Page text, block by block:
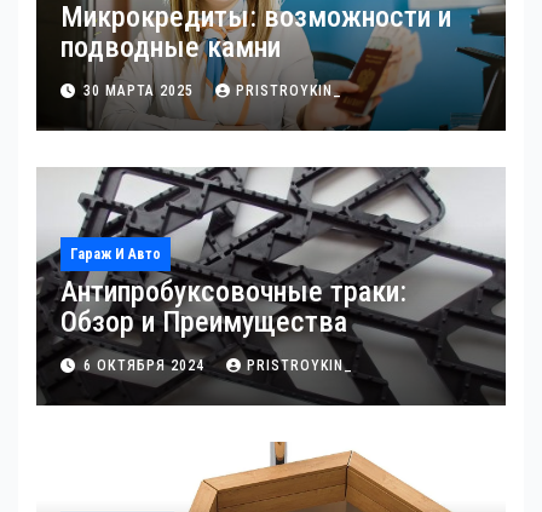
Микрокредиты: возможности и
подводные камни
30 МАРТА 2025 PRISTROYKIN_
Гараж И Авто
Антипробуксовочные траки:
Обзор и Преимущества
6 ОКТЯБРЯ 2024 PRISTROYKIN_